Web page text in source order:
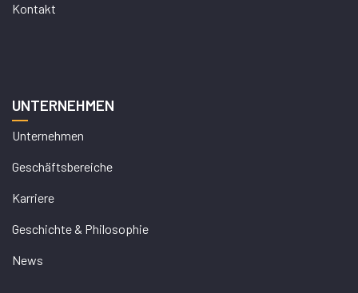
Kontakt
UNTERNEHMEN
Unternehmen
Geschäftsbereiche
Karriere
Geschichte & Philosophie
News